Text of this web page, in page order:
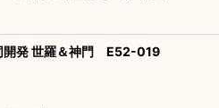
開発 世羅＆神門 E52-019